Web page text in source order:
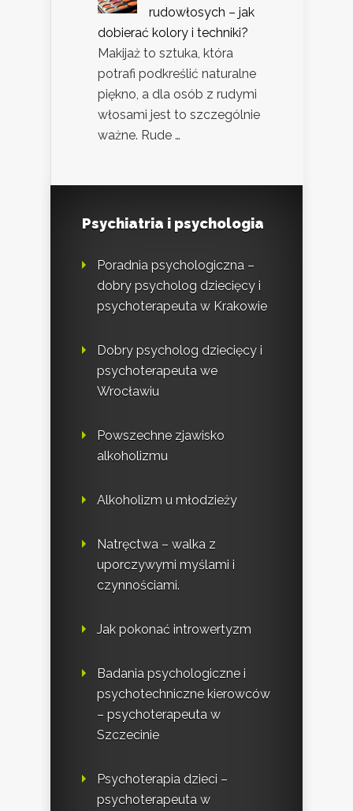
rudowłosych – jak
dobierać kolory i techniki?
Makijaż to sztuka, która
potrafi podkreślić naturalne
piękno, a dla osób z rudymi
włosami jest to szczególnie
ważne. Rude …
Psychiatria i psychologia
Poradnia psychologiczna –
dobry psycholog dziecięcy i
psychoterapeuta w Krakowie
Dobry psycholog dziecięcy i
psychoterapeuta we
Wrocławiu
Powszechne zjawisko
alkoholizmu
Alkoholizm u młodzieży
Natręctwa – walka z
uporczywymi myślami i
czynnościami.
Jak pokonać introwertyzm
Badania psychologiczne i
psychotechniczne kierowców
– psychoterapeuta w
Szczecinie
Psychoterapia dzieci –
psychoterapeuta w